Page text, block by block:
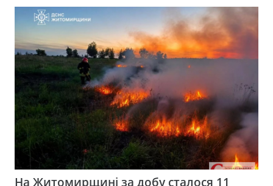
На Житомирщині за добу сталося 11